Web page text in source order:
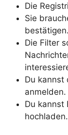
Die
Sie
bestätigen.
Die Filter
Du kannst
anmelden.
Du kannst
hochladen.